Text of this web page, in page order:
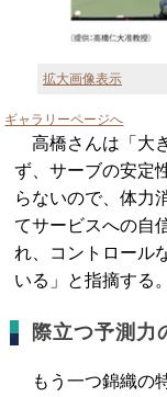
拡大画像表示
ギャラリーページへ
高橋さんは「大
ず、サーブの安定
らないので、体力
てサービスへの自
れ、コントロール
いる」と指摘する。
際立つ予測力
もう一つ錦織の